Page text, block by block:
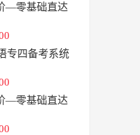
—零基础直达
专四备考系统
—零基础直达